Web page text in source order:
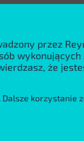
przez
że
korzystanie